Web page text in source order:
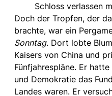
Schloss verlassen
Doch der Tropfen, der
brachte, war ein
Sonntag. Dort lobte
Kaisers von China und
Fünfjahrespläne. Er
und Demokratie das
Landes waren. Er